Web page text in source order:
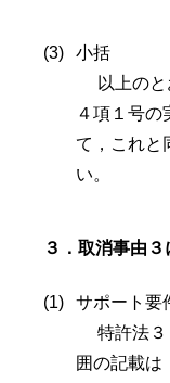
小括
以上のと
４項１号の
て，これと
い。
３．取消事由３
サポート要
特許法３
囲の記載は